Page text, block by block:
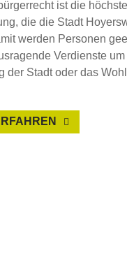
ist die höchste
die die Stadt
werden Personen
Verdienste
der Stadt oder das